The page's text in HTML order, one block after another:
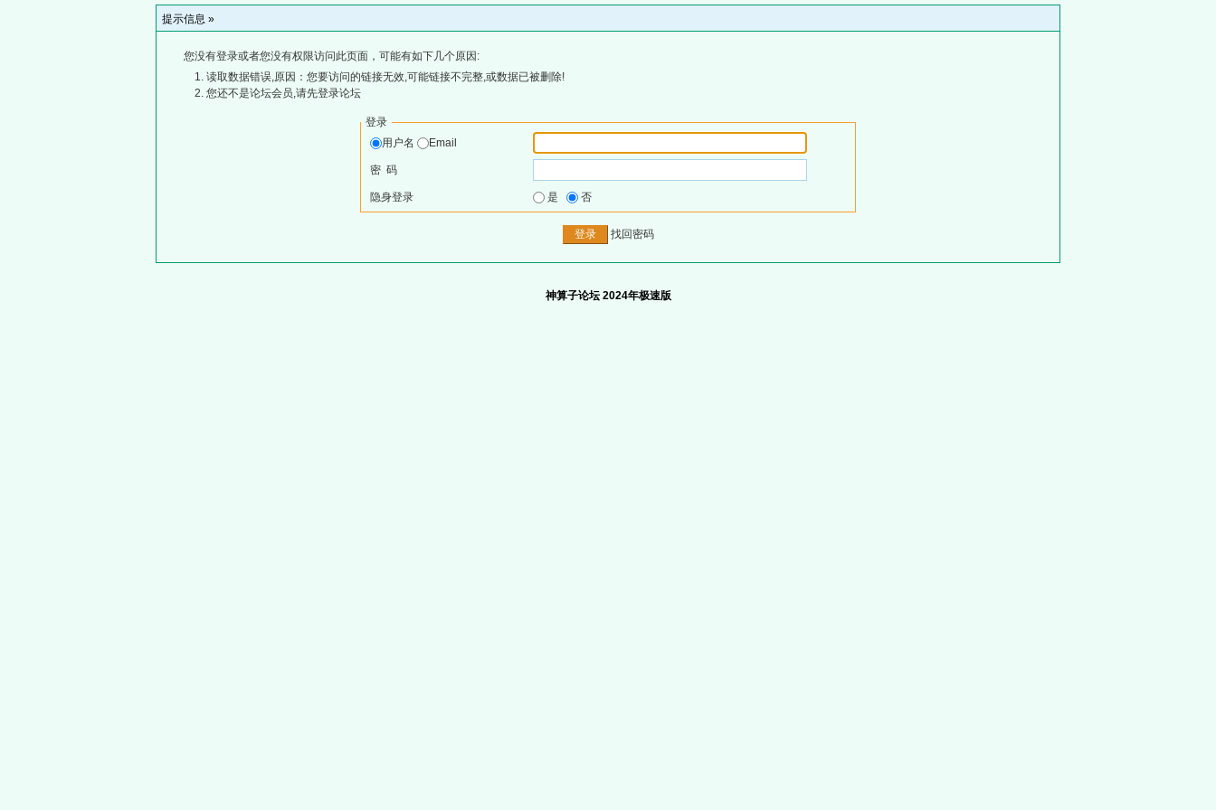
提示信息 »
您没有登录或者您没有权限访问此页面，可能有如下几个原因:
读取数据错误,原因：您要访问的链接无效,可能链接不完整,或数据已被删除!
您还不是论坛会员,请先登录论坛
登录
用户名
Email
密 码
隐身登录 是 否
找回密码
神算子论坛 2024年极速版